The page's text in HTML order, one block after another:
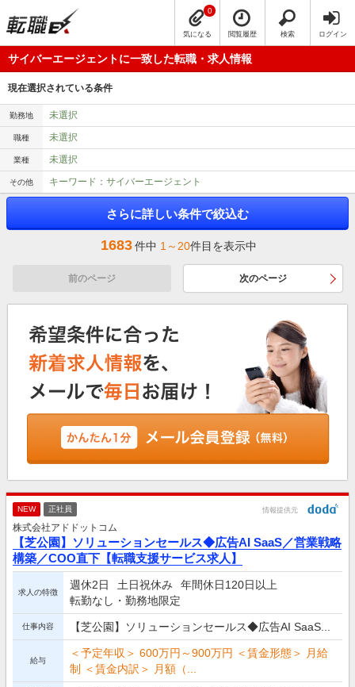
気になる
0
閲覧履歴 検索 ログイン
サイバーエージェントに一致した転職・求人情報
現在選択されている条件
勤務地 未選択
職種 未選択
業種 未選択
その他 キーワード：サイバーエージェント
さらに詳しい条件で絞込む
1683件中 1～20件目を表示中
前のページ 次のページ
NEW 正社員 情報提供元
株式会社アドドットコム
【芝公園】ソリューションセールス◆広告AI SaaS／営業戦略
構築／COO直下【転職支援サービス求人】
求人の特徴
週休2日 土日祝休み
年間休日120日以上
転勤なし・勤務地限定
仕事内容 【芝公園】ソリューションセールス◆広告AI SaaS...
給与
＜予定年収＞ 600万円～900万円 ＜賃金形態＞ 月給
制 ＜賃金内訳＞ 月額（...